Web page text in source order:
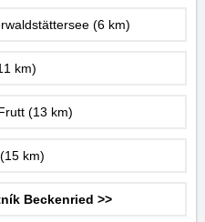
(6 km)
km)
(13 km)
(15 km)
Beckenried >>